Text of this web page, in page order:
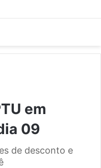
em
09
de desconto e